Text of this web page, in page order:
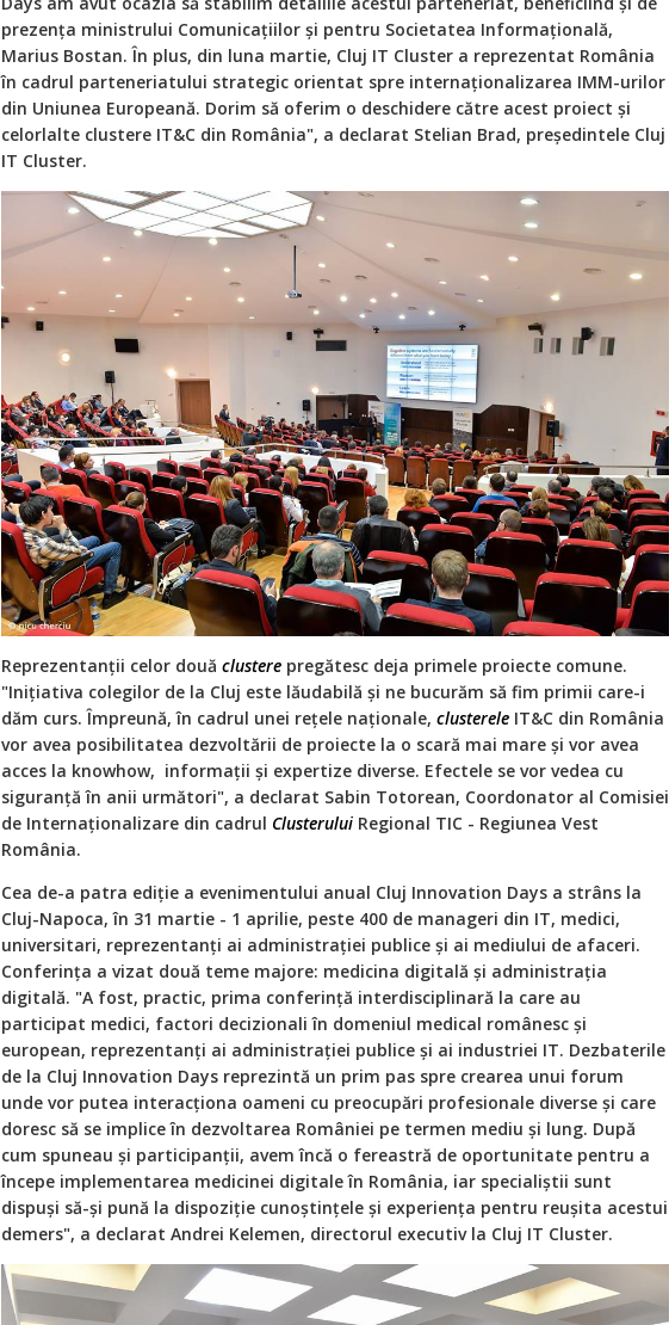
prezența ministrului Comunicațiilor și pentru Societatea Informațională,
Marius Bostan. În plus, din luna martie, Cluj IT Cluster a reprezentat România
în cadrul parteneriatului strategic orientat spre internaționalizarea IMM-urilor
din Uniunea Europeană. Dorim să oferim o deschidere către acest proiect și
celorlalte clustere IT&C din România", a declarat Stelian Brad, președintele Cluj
IT Cluster.
Reprezentanții celor două clustere pregătesc deja primele proiecte comune.
"Inițiativa colegilor de la Cluj este lăudabilă și ne bucurăm să fim primii care-i
dăm curs. Împreună, în cadrul unei rețele naționale, clusterele IT&C din România
vor avea posibilitatea dezvoltării de proiecte la o scară mai mare și vor avea
acces la knowhow, informații și expertize diverse. Efectele se vor vedea cu
siguranță în anii următori", a declarat Sabin Totorean, Coordonator al Comisiei
de Internaționalizare din cadrul Clusterului Regional TIC - Regiunea Vest
România.
Cea de-a patra ediție a evenimentului anual Cluj Innovation Days a strâns la
Cluj-Napoca, în 31 martie - 1 aprilie, peste 400 de manageri din IT, medici,
universitari, reprezentanți ai administrației publice și ai mediului de afaceri.
Conferința a vizat două teme majore: medicina digitală și administrația
digitală. "A fost, practic, prima conferință interdisciplinară la care au
participat medici, factori decizionali în domeniul medical românesc și
european, reprezentanți ai administrației publice și ai industriei IT. Dezbaterile
de la Cluj Innovation Days reprezintă un prim pas spre crearea unui forum
unde vor putea interacționa oameni cu preocupări profesionale diverse și care
doresc să se implice în dezvoltarea României pe termen mediu și lung. După
cum spuneau și participanții, avem încă o fereastră de oportunitate pentru a
începe implementarea medicinei digitale în România, iar specialiștii sunt
dispuși să-și pună la dispoziție cunoștințele și experiența pentru reușita acestui
demers", a declarat Andrei Kelemen, directorul executiv la Cluj IT Cluster.